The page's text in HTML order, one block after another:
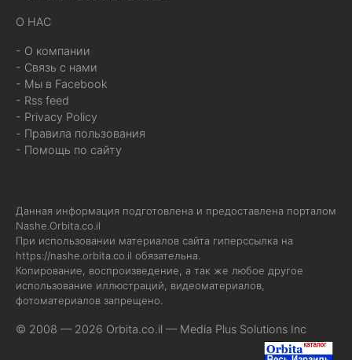
О НАС
- О компании
- Связь с нами
- Мы в Facebook
- Rss feed
- Privacy Policy
- Правила пользования
- Помощь по сайту
Данная информация подготовлена и предоставлена порталом
Nashe.Orbita.co.il
При использовании материалов сайта гиперссылка на
https://nashe.orbita.co.il обязательна.
Копирование, воспроизведение, а так же любое другое
использование иллюстраций, видеоматериалов,
фотоматериалов запрещено.
© 2008 — 2026 Orbita.co.il — Media Plus Solutions Inc